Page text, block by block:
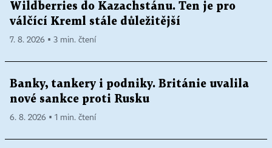
Wildberries do Kazachstánu. Ten je pro
válčící Kreml stále důležitější
7. 8. 2026 ▪ 3 min. čtení
Banky, tankery i podniky. Británie uvalila
nové sankce proti Rusku
6. 8. 2026 ▪ 1 min. čtení